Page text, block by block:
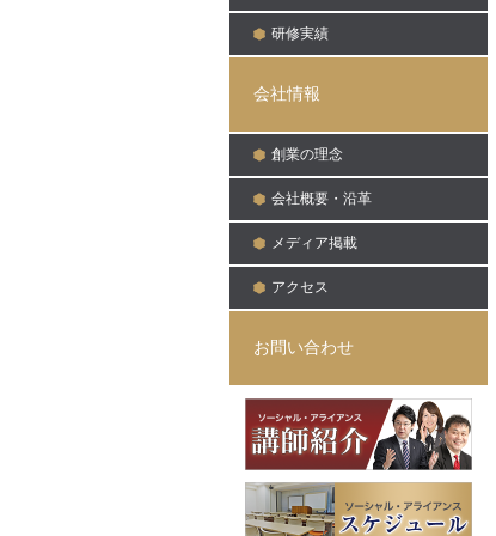
研修実績
会社情報
創業の理念
会社概要・沿革
メディア掲載
アクセス
お問い合わせ